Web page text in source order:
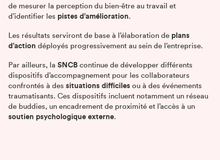
de mesurer la perception du bien-être au travail et
d’identifier les pistes d’amélioration.
Les résultats serviront de base à l’élaboration de plans
d’action déployés progressivement au sein de l’entreprise.
Par ailleurs, la SNCB continue de développer différents
dispositifs d’accompagnement pour les collaborateurs
confrontés à des situations difficiles ou à des événements
traumatisants. Ces dispositifs incluent notamment un réseau
de buddies, un encadrement de proximité et l’accès à un
soutien psychologique externe.